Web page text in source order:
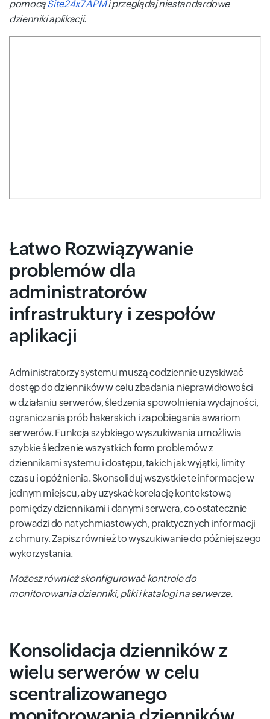
pomocąSite24x7 APMi przeglądaj niestandardowe
dzienniki aplikacji.
Łatwo Rozwiązywanie
problemów dla
administratorów
infrastruktury i zespołów
aplikacji
Administratorzy systemu muszą codziennie uzyskiwać
dostęp do dzienników w celu zbadania nieprawidłowości
w działaniu serwerów, śledzenia spowolnienia wydajności,
ograniczania prób hakerskich i zapobiegania awariom
serwerów. Funkcja szybkiego wyszukiwania umożliwia
szybkie śledzenie wszystkich form problemów z
dziennikami systemu i dostępu, takich jak wyjątki, limity
czasu i opóźnienia. Skonsoliduj wszystkie te informacje w
jednym miejscu, aby uzyskać korelację kontekstową
pomiędzy dziennikami i danymi serwera, co ostatecznie
prowadzi do natychmiastowych, praktycznych informacji
z chmury. Zapisz również to wyszukiwanie do późniejszego
wykorzystania.
Możesz również skonfigurować kontrole do
monitorowania dzienniki, pliki i katalogi na serwerze.
Konsolidacja dzienników z
wielu serwerów w celu
scentralizowanego